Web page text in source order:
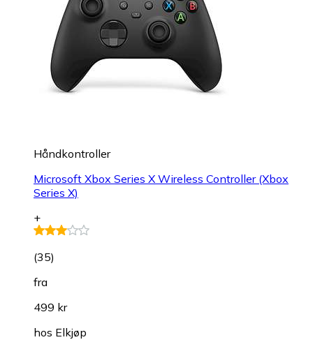
Håndkontroller
Microsoft Xbox Series X Wireless Controller (Xbox
Series X)
+
(35)
fra
499 kr
hos Elkjøp